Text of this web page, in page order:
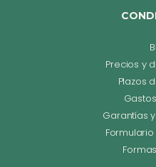
Precios y
Plazos
Garantías